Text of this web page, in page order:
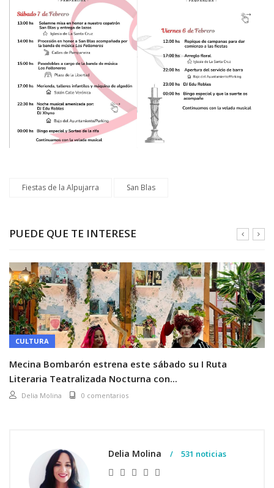
Fiestas de la Alpujarra San Blas
PUEDE QUE TE INTERESE
CULTURA
Mecina Bombarón estrena este sábado su I Ruta
Literaria Teatralizada Nocturna con...
Delia Molina 0 comentarios
Delia Molina 531 noticias